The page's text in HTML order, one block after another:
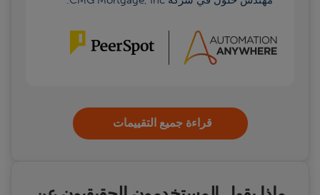
قراءة جميع التقييمات